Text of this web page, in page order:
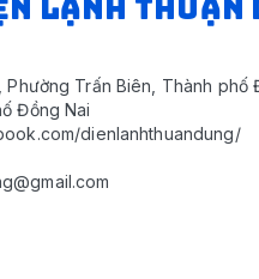
LẠNH THUẬN
Phường Trấn Biên, Thành phố
Đồng Nai
dienlanhthuandung/